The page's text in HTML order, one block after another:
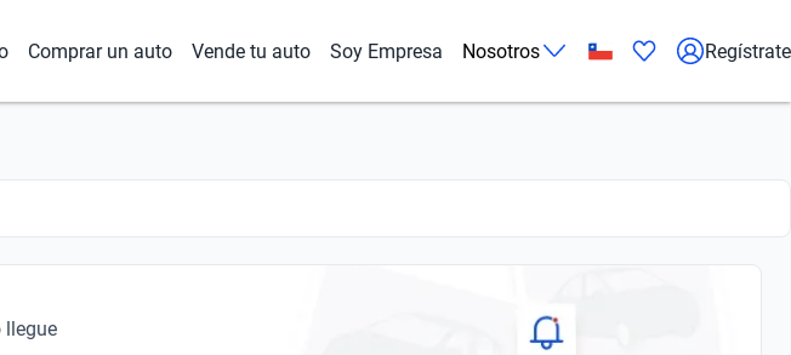
Comprar un auto Vende tu auto Soy Empresa Nosotros Regístrate
llegue